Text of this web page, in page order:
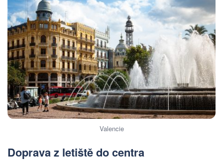
Valencie
Doprava z letiště do centra